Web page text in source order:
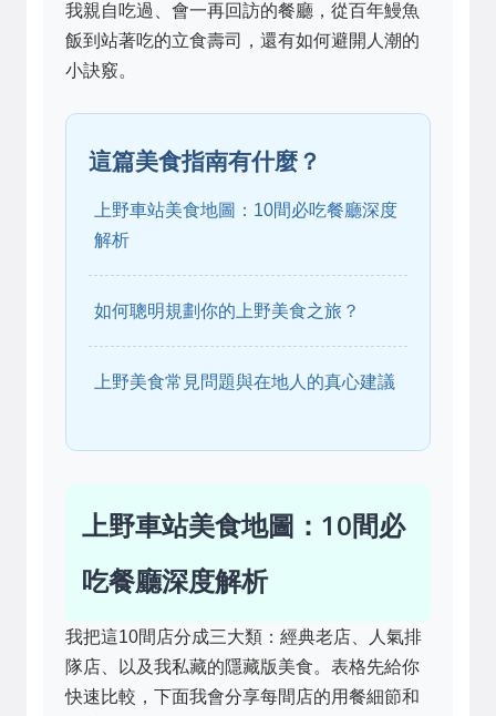
我親自吃過、會一再回訪的餐廳，從百年鰻魚
飯到站著吃的立食壽司，還有如何避開人潮的
小訣竅。
這篇美食指南有什麼？
上野車站美食地圖：10間必吃餐廳深度
解析
如何聰明規劃你的上野美食之旅？
上野美食常見問題與在地人的真心建議
上野車站美食地圖：10間必
吃餐廳深度解析
我把這10間店分成三大類：經典老店、人氣排
隊店、以及我私藏的隱藏版美食。表格先給你
快速比較，下面我會分享每間店的用餐細節和